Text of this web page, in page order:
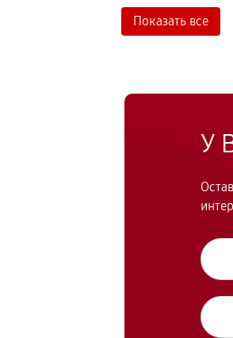
Показать все
У